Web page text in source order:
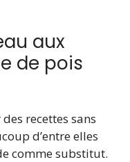
aux
de pois
recettes sans
d’entre elles
comme substitut.